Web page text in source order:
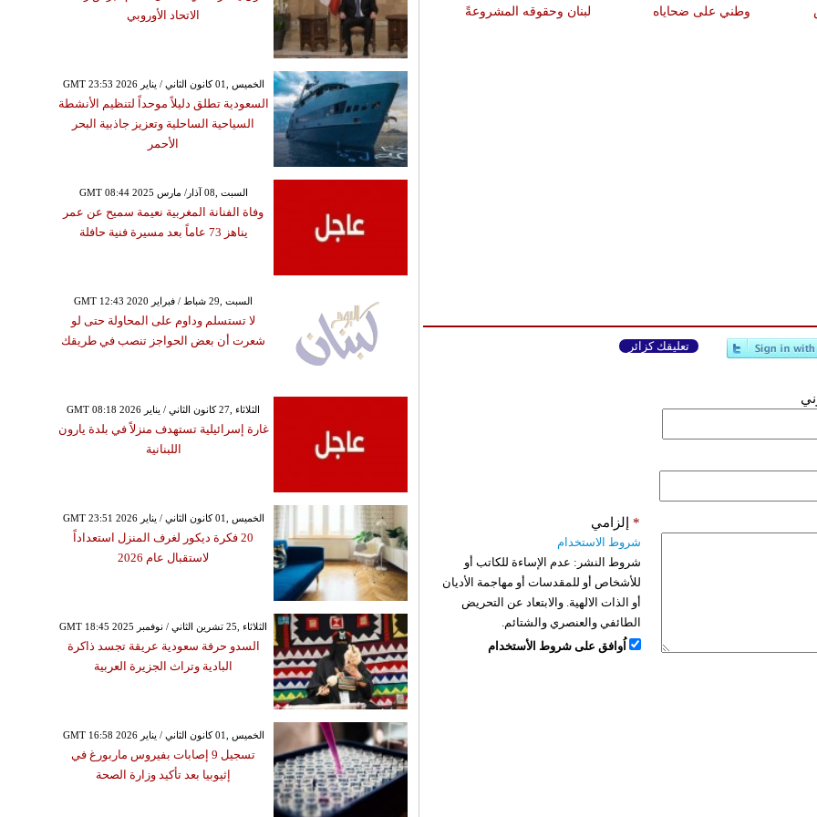
لبنان وحقوقه المشروعةً
وطني على ضحاياه
تعليقك كزائر
إلزامي *
شروط الاستخدام
شروط النشر: عدم الإساءة للكاتب أو
للأشخاص أو للمقدسات أو مهاجمة الأديان
أو الذات الالهية. والابتعاد عن التحريض
الطائفي والعنصري والشتائم.
اُوافق على شروط الأستخدام
الاتحاد الأوروبي
GMT 23:53 2026 الخميس ,01 كانون الثاني / يناير
السعودية تطلق دليلاً موحداً لتنظيم الأنشطة
السياحية الساحلية وتعزيز جاذبية البحر
الأحمر
GMT 08:44 2025 السبت ,08 آذار/ مارس
وفاة الفنانة المغربية نعيمة سميح عن عمر
يناهز 73 عاماً بعد مسيرة فنية حافلة
GMT 12:43 2020 السبت ,29 شباط / فبراير
لا تستسلم وداوم على المحاولة حتى لو
شعرت أن بعض الحواجز تنصب في طريقك
GMT 08:18 2026 الثلاثاء ,27 كانون الثاني / يناير
غارة إسرائيلية تستهدف منزلاً في بلدة يارون
اللبنانية
GMT 23:51 2026 الخميس ,01 كانون الثاني / يناير
20 فكرة ديكور لغرف المنزل استعداداً
لاستقبال عام 2026
GMT 18:45 2025 الثلاثاء ,25 تشرين الثاني / نوفمبر
السدو حرفة سعودية عريقة تجسد ذاكرة
البادية وتراث الجزيرة العربية
GMT 16:58 2026 الخميس ,01 كانون الثاني / يناير
تسجيل 9 إصابات بفيروس ماربورغ في
إثيوبيا بعد تأكيد وزارة الصحة